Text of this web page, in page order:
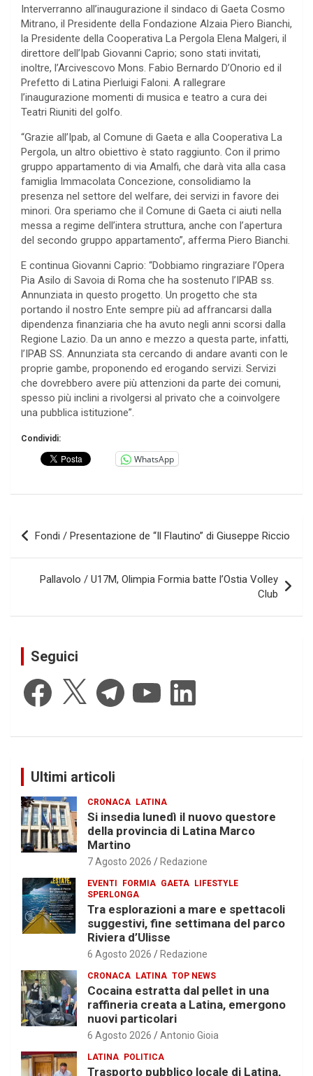
Interverranno all’inaugurazione il sindaco di Gaeta Cosmo
Mitrano, il Presidente della Fondazione Alzaia Piero Bianchi,
la Presidente della Cooperativa La Pergola Elena Malgeri, il
direttore dell’Ipab Giovanni Caprio; sono stati invitati,
inoltre, l’Arcivescovo Mons. Fabio Bernardo D’Onorio ed il
Prefetto di Latina Pierluigi Faloni. A rallegrare
l’inaugurazione momenti di musica e teatro a cura dei
Teatri Riuniti del golfo.
“Grazie all’Ipab, al Comune di Gaeta e alla Cooperativa La
Pergola, un altro obiettivo è stato raggiunto. Con il primo
gruppo appartamento di via Amalfi, che darà vita alla casa
famiglia Immacolata Concezione, consolidiamo la
presenza nel settore del welfare, dei servizi in favore dei
minori. Ora speriamo che il Comune di Gaeta ci aiuti nella
messa a regime dell’intera struttura, anche con l’apertura
del secondo gruppo appartamento”, afferma Piero Bianchi.
E continua Giovanni Caprio: “Dobbiamo ringraziare l’Opera
Pia Asilo di Savoia di Roma che ha sostenuto l’IPAB ss.
Annunziata in questo progetto. Un progetto che sta
portando il nostro Ente sempre più ad affrancarsi dalla
dipendenza finanziaria che ha avuto negli anni scorsi dalla
Regione Lazio. Da un anno e mezzo a questa parte, infatti,
l’IPAB SS. Annunziata sta cercando di andare avanti con le
proprie gambe, proponendo ed erogando servizi. Servizi
che dovrebbero avere più attenzioni da parte dei comuni,
spesso più inclini a rivolgersi al privato che a coinvolgere
una pubblica istituzione”.
Condividi:
WhatsApp
Navigazione
articoli
Fondi / Presentazione de “Il Flautino” di Giuseppe Riccio
Pallavolo / U17M, Olimpia Formia batte l’Ostia Volley
Club
Seguici
Facebook Telegram YouTube LinkedIn
Ultimi articoli
CRONACA LATINA
Si insedia lunedì il nuovo questore
della provincia di Latina Marco
Martino
7 Agosto 2026 Redazione
EVENTI FORMIA GAETA LIFESTYLE
SPERLONGA
Tra esplorazioni a mare e spettacoli
suggestivi, fine settimana del parco
Riviera d’Ulisse
6 Agosto 2026 Redazione
CRONACA LATINA TOP NEWS
Cocaina estratta dal pellet in una
raffineria creata a Latina, emergono
nuovi particolari
6 Agosto 2026 Antonio Gioia
LATINA POLITICA
Trasporto pubblico locale di Latina,